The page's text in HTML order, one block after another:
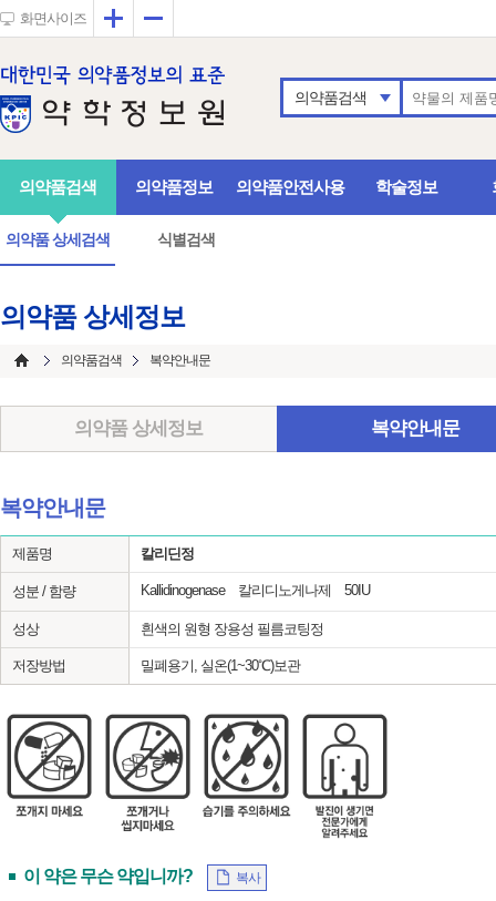
화면사이즈 확대
의약품검색
의약품검색
의약품 상세검색 식별검색
의약품정보 의약품안전사용 학술정보
의약품 상세정보
의약품검색 복약안내문
의약품 상세정보 복약안내문
복약안내문
제품명 칼리딘정
성분 / 함량 Kallidinogenase 칼리디노게나제 50IU
성상 흰색의 원형 장용성 필름코팅정
저장방법 밀폐용기, 실온(1~30℃)보관
이 약은 무슨 약입니까? 복사